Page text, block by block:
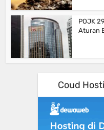
POJK
Aturan
Coud